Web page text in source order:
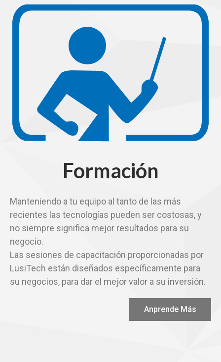
Formación
Manteniendo a tu equipo al tanto de las más
recientes las tecnologías pueden ser costosas, y
no siempre significa mejor resultados para su
negocio.
Las sesiones de capacitación proporcionadas por
LusiTech están diseñados específicamente para
su negocios, para dar el mejor valor a su inversión.
Anprende Más